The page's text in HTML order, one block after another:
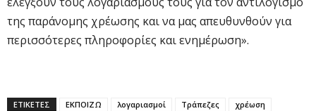
της παράνομης χρέωσης και να μας απευθυνθούν για
περισσότερες πληροφορίες και ενημέρωση».
ΕΤΙΚΕΤΕΣ ΕΚΠΟΙΖΩ λογαριασμοί Τράπεζες χρέωση